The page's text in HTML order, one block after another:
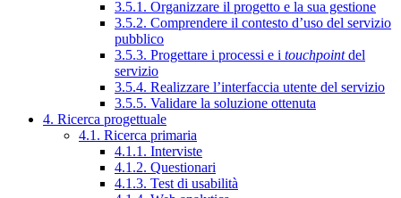
3.5.1. Organizzare il progetto e la sua gestione
3.5.2. Comprendere il contesto d’uso del servizio
pubblico
3.5.3. Progettare i processi e i touchpointdel
servizio
3.5.4. Realizzare l’interfaccia utente del servizio
3.5.5. Validare la soluzione ottenuta
4. Ricerca progettuale
4.1. Ricerca primaria
4.1.1. Interviste
4.1.2. Questionari
4.1.3. Test di usabilità